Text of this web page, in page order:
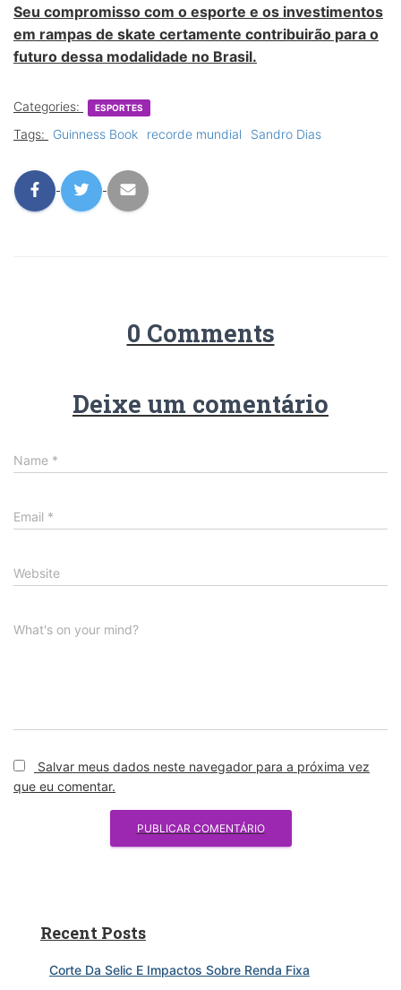
Seu compromisso com o esporte e os investimentos
em rampas de skate certamente contribuirão para o
futuro dessa modalidade no Brasil.
Categories: ESPORTES
Tags: Guinness Book recorde mundial Sandro Dias
0 Comments
Deixe um comentário
Name *
Email *
Website
What's on your mind?
Salvar meus dados neste navegador para a próxima vez
que eu comentar.
Recent Posts
Corte Da Selic E Impactos Sobre Renda Fixa